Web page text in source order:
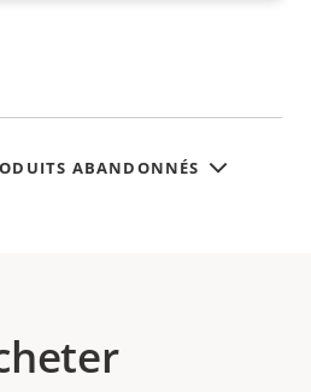
ABANDONNÉS